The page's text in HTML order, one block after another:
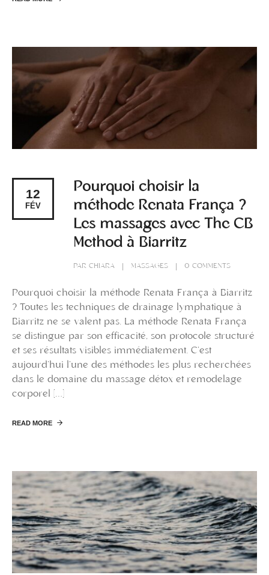
12
FÉV
Pourquoi choisir la
méthode Renata França ?
Les massages avec The CB
Method à Biarritz
PAR CHIARA MASSAGES 0 COMMENTS
Pourquoi choisir la méthode Renata França à Biarritz
? Toutes les techniques de drainage lymphatique à
Biarritz ne se valent pas. La méthode Renata França
se distingue par son efficacité, son protocole structuré
et ses résultats visibles immédiatement. C’est
aujourd’hui l’une des méthodes les plus recherchées
dans le domaine du massage détox et remodelage
corporel […]
READ MORE